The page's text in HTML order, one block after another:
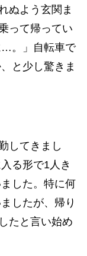
ぬよう玄関ま
って帰ってい
…。」自転車で
と少し驚きま
してきまし
る形で1人き
した。特に何
したが、帰り
たと言い始め